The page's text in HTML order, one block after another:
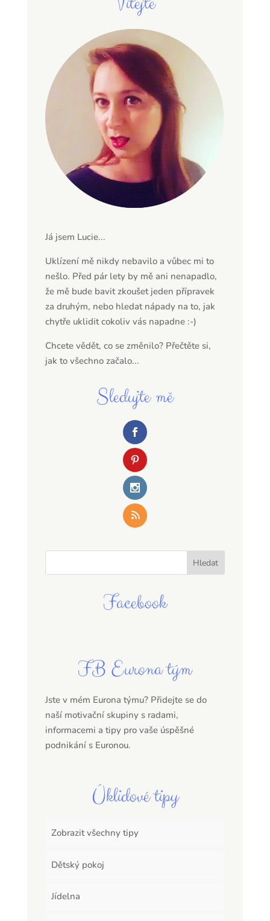
Já jsem Lucie...
Uklízení mě nikdy nebavilo a vůbec mi to
nešlo. Před pár lety by mě ani nenapadlo,
že mě bude bavit zkoušet jeden přípravek
za druhým, nebo hledat nápady na to, jak
chytře uklidit cokoliv vás napadne :-)
Chcete vědět, co se změnilo? Přečtěte si,
jak to všechno začalo...
Sledujte mě
Facebook
FB Eurona tým
Jste v mém Eurona týmu? Přidejte se do
naší motivační skupiny s radami,
informacemi a tipy pro vaše úspěšné
podnikání s Euronou.
Úklidové tipy
Zobrazit všechny tipy
Dětský pokoj
Jídelna